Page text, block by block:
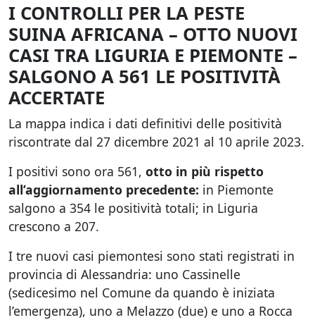
I CONTROLLI PER LA PESTE
SUINA AFRICANA – OTTO NUOVI
CASI TRA LIGURIA E PIEMONTE –
SALGONO A 561 LE POSITIVITÀ
ACCERTATE
La mappa indica i dati definitivi delle positività
riscontrate dal 27 dicembre 2021 al 10 aprile 2023.
I positivi sono ora 561, otto in più rispetto
all’aggiornamento precedente: in Piemonte
salgono a 354 le positività totali; in Liguria
crescono a 207.
I tre nuovi casi piemontesi sono stati registrati in
provincia di Alessandria: uno Cassinelle
(sedicesimo nel Comune da quando è iniziata
l’emergenza), uno a Melazzo (due) e uno a Rocca